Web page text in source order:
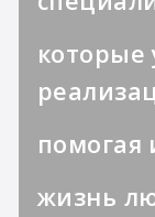
которые
помогая
жизнь